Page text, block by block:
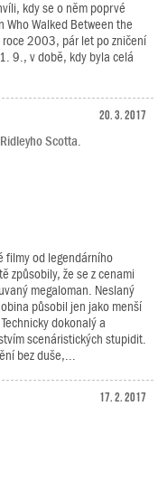
kdy se o něm poprvé
Who Walked Between the
roce 2003, pár let po zničení
9., v době, kdy byla celá
20. 3. 2017
Scotta.
filmy od legendárního
způsobily, že se z cenami
megaloman. Neslaný
působil jen jako menší
dokonalý a
scenáristických stupidit.
bez duše,...
17. 2. 2017